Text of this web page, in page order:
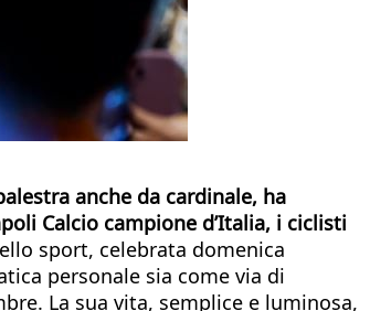
anche da cardinale, ha
Calcio campione d’Italia, i ciclisti
sport, celebrata domenica
personale sia come via di
La sua vita, semplice e luminosa,